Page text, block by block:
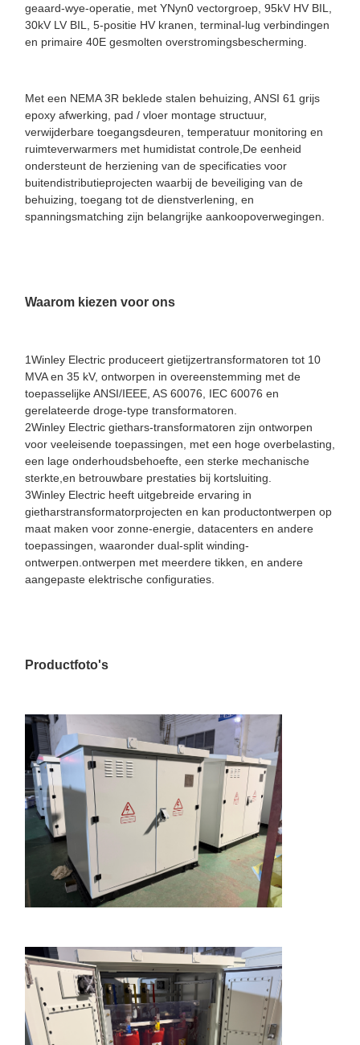
geaard-wye-operatie, met YNyn0 vectorgroep, 95kV HV BIL,
30kV LV BIL, 5-positie HV kranen, terminal-lug verbindingen
en primaire 40E gesmolten overstromingsbescherming.
Met een NEMA 3R beklede stalen behuizing, ANSI 61 grijs
epoxy afwerking, pad / vloer montage structuur,
verwijderbare toegangsdeuren, temperatuur monitoring en
ruimteverwarmers met humidistat controle,De eenheid
ondersteunt de herziening van de specificaties voor
buitendistributieprojecten waarbij de beveiliging van de
behuizing, toegang tot de dienstverlening, en
spanningsmatching zijn belangrijke aankoopoverwegingen.
Waarom kiezen voor ons
1Winley Electric produceert gietijzertransformatoren tot 10
MVA en 35 kV, ontworpen in overeenstemming met de
toepasselijke ANSI/IEEE, AS 60076, IEC 60076 en
gerelateerde droge-type transformatoren.
2Winley Electric giethars-transformatoren zijn ontworpen
voor veeleisende toepassingen, met een hoge overbelasting,
een lage onderhoudsbehoefte, een sterke mechanische
sterkte,en betrouwbare prestaties bij kortsluiting.
3Winley Electric heeft uitgebreide ervaring in
gietharstransformatorprojecten en kan productontwerpen op
maat maken voor zonne-energie, datacenters en andere
toepassingen, waaronder dual-split winding-
ontwerpen.ontwerpen met meerdere tikken, en andere
aangepaste elektrische configuraties.
Productfoto's